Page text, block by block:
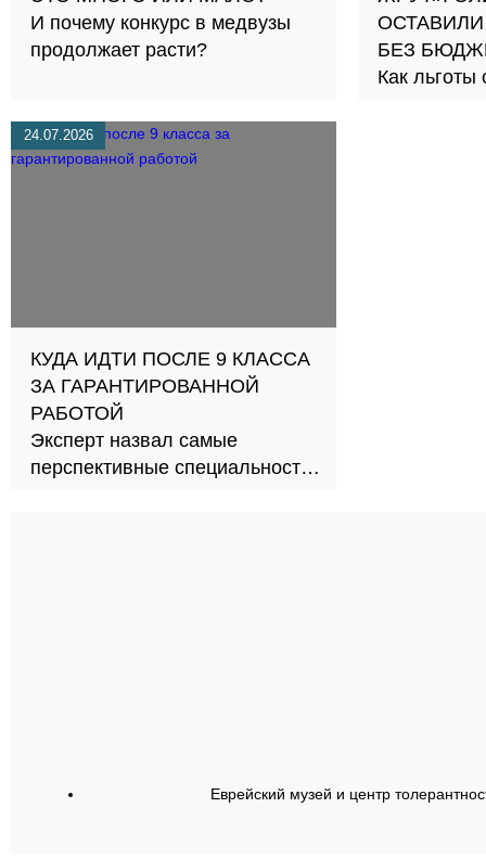
И почему конкурс в медвузы
продолжает расти?
БЕЗ
Как льготы
24.07.2026
КУДА ИДТИ ПОСЛЕ 9 КЛАССА
ЗА ГАРАНТИРОВАННОЙ
РАБОТОЙ
Эксперт назвал самые
перспективные специальности
Еврейский музей и центр